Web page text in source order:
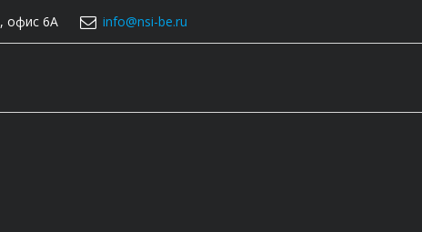
, офис 6А info@nsi-be.ru